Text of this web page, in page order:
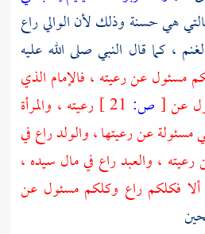
هي حسنة وذلك لأن الوالي راع
، كما قال النبي صلى الله عليه
مسئول عن رعيته ، فالإمام الذي
عن[ ص:
رعيته ، والمرأة
عن رعيتها ، والولد راع في
، والعبد راع في مال سيده ،
فكلكم راع وكلكم مسئول عن